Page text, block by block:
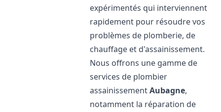
expérimentés qui interviennent
rapidement pour résoudre vos
problèmes de plomberie, de
chauffage et d'assainissement.
Nous offrons une gamme de
services de plombier
assainissementAubagne,
notamment la réparation de